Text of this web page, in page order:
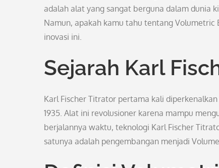
adalah alat yang sangat berguna dalam dunia
Namun, apakah kamu tahu tentang
inovasi ini.
Sejarah Karl
Karl Fischer Titrator pertama kali
1935. Alat ini revolusioner karena mampu
berjalannya waktu, teknologi Karl Fischer
satunya adalah pengembangan menjadi